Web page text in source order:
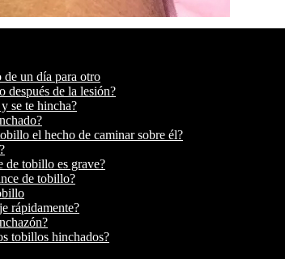
un día para otro
después de la lesión?
se te hincha?
el hecho de caminar sobre él?
de tobillo es grave?
de tobillo?
rápidamente?
tobillos hinchados?